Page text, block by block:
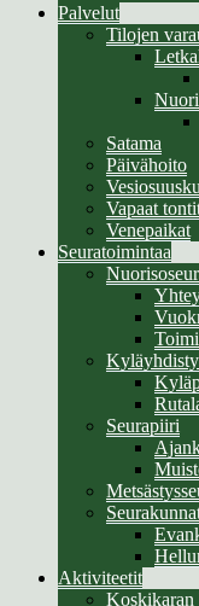
Palvelut
Tilojen
Satama
Päivähoito
Vapaat
Venepaikat
Seuratoimintaa
Seurapiiri
Aktiviteetit
Koskikaran